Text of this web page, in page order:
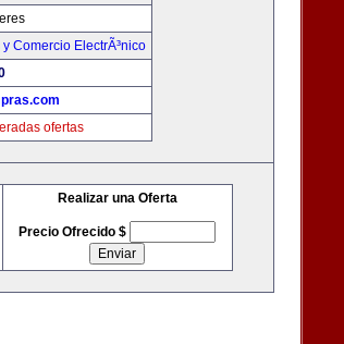
Comercio ElectrÃ³nico
ofertas
Realizar una Oferta
Precio Ofrecido $